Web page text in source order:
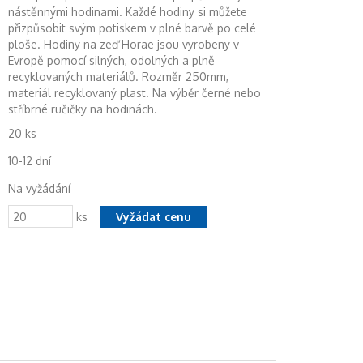
nástěnnými hodinami. Každé hodiny si můžete
přizpůsobit svým potiskem v plné barvě po celé
ploše. Hodiny na zeď Horae jsou vyrobeny v
Evropě pomocí silných, odolných a plně
recyklovaných materiálů. Rozměr 250mm,
materiál recyklovaný plast. Na výběr černé nebo
stříbrné ručičky na hodinách.
20 ks
10-12 dní
Na vyžádání
ks